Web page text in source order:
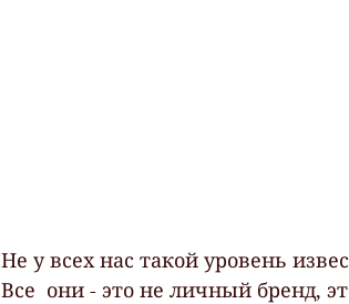
Не у всех нас такой уровень
Все  они - это не личный бренд,